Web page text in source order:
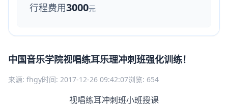
行程费用3000元
中国音乐学院视唱练耳乐理冲刺班强化训练！
来源: fhgy时间: 2017-12-26 09:42:07浏览: 654
视唱练耳冲刺班小班授课